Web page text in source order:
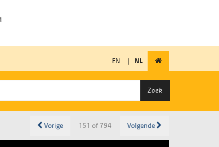
EN | NL
Zoek
Vorige 151 of 794 Volgende